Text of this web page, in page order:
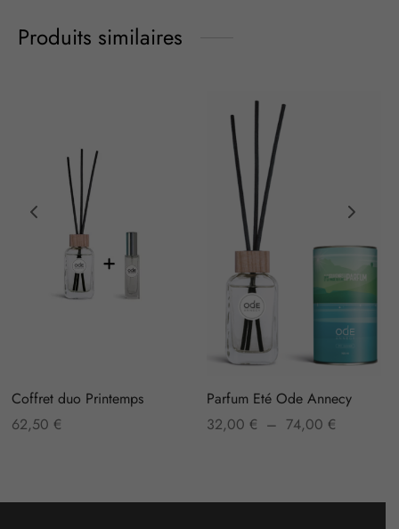
Produits similaires
Coffret duo Printemps
62,50 €
Parfum Eté Ode Annecy
32,00 € – 74,00 €Plage